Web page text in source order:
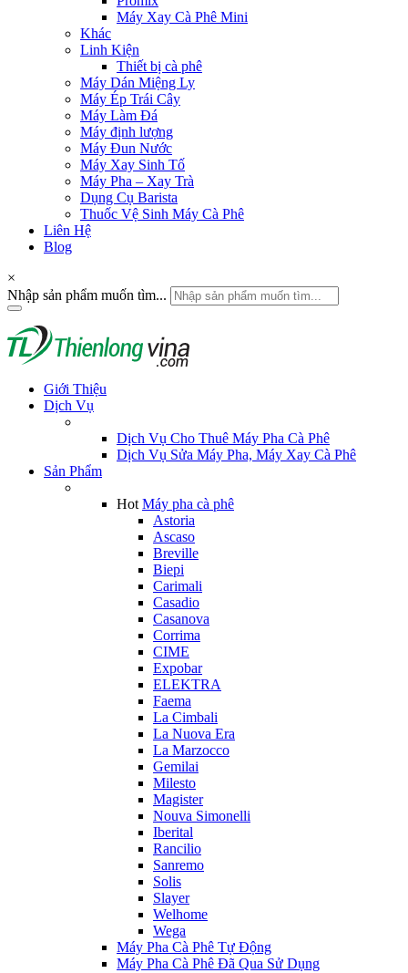
Máy Xay Cà Phê Mini
Khác
Linh Kiện
Thiết bị cà phê
Máy Dán Miệng Ly
Máy Ép Trái Cây
Máy Làm Đá
Máy định lượng
Máy Đun Nước
Máy Xay Sinh Tố
Máy Pha – Xay Trà
Dụng Cụ Barista
Thuốc Vệ Sinh Máy Cà Phê
Liên Hệ
Blog
×
Nhập sản phẩm muốn tìm...
Giới Thiệu
Dịch Vụ
Dịch Vụ Cho Thuê Máy Pha Cà Phê
Dịch Vụ Sửa Máy Pha, Máy Xay Cà Phê
Sản Phẩm
Hot Máy pha cà phê
Astoria
Ascaso
Breville
Biepi
Carimali
Casadio
Casanova
Corrima
CIME
Expobar
ELEKTRA
Faema
La Cimbali
La Nuova Era
La Marzocco
Gemilai
Milesto
Magister
Nouva Simonelli
Iberital
Rancilio
Sanremo
Solis
Slayer
Welhome
Wega
Máy Pha Cà Phê Tự Động
Máy Pha Cà Phê Đã Qua Sử Dụng